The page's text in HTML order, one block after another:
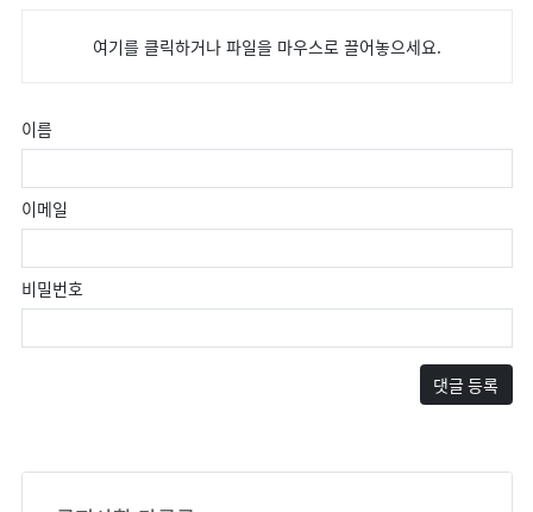
여기를 클릭하거나 파일을 마우스로 끌어놓으세요.
이름
이메일
비밀번호
댓글 등록